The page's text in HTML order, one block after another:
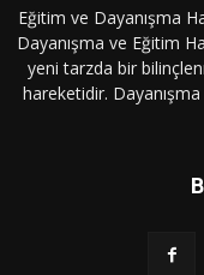
Eğitim ve Dayanışma
Dayanışma ve Eğitim
yeni tarzda bir
hareketidir.